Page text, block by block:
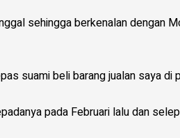
sehingga berkenalan dengan
suami beli barang jualan saya di
pada Februari lalu dan